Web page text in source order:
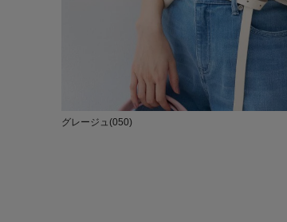
グレージュ(050)